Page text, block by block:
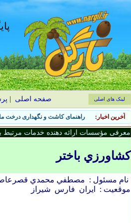
صفحه اصلی لینک های اصلی
آخرین اخبار: راهنمای کاشت و نگهداری درخت
معرفی مؤسسات ارائه دهنده خدمات مرتبط
کشاورزي باختر
نام مسئول : مصطفي محمدي
موقعیت :
ایران فارس شيراز